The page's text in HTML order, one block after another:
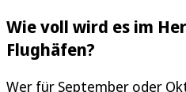
Wie voll wird es im
Flughäfen?
Wer für September oder